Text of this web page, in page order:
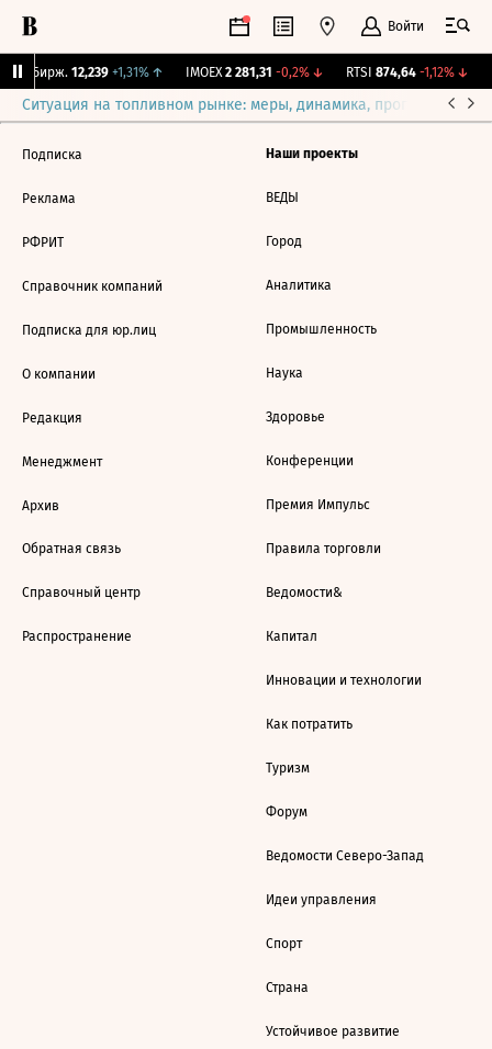
Войти
Бирж. 12,239 +1,31%↑ IMOEX 2 281,31 -0,2%↓ RTSI 874,64 -1,12%↓
Ситуация на топливном рынке: меры, динамика, прогнозы
Подписка
Реклама
РФРИТ
Справочник компаний
Подписка для юр.лиц
О компании
Редакция
Менеджмент
Архив
Обратная связь
Справочный центр
Распространение
Наши проекты
ВЕДЫ
Город
Аналитика
Промышленность
Наука
Здоровье
Конференции
Премия Импульс
Правила торговли
Ведомости&
Капитал
Инновации и технологии
Как потратить
Туризм
Форум
Ведомости Северо-Запад
Идеи управления
Спорт
Страна
Устойчивое развитие